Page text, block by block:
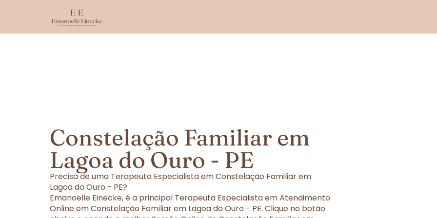
Constelação Familiar em
Lagoa do Ouro - PE
Precisa de uma Terapeuta Especialista em Constelação Familiar em
Lagoa do Ouro - PE?
Emanoelle Einecke, é a principal Terapeuta Especialista em Atendimento
Online em Constelação Familiar em Lagoa do Ouro - PE. Clique no botão